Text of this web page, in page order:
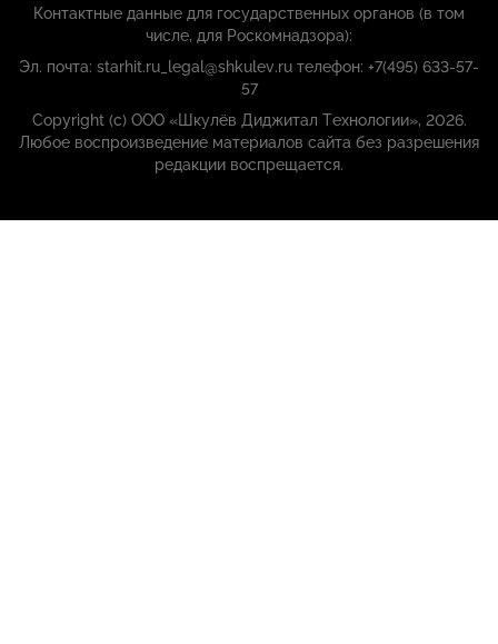
Контактные данные для государственных органов (в том
числе, для Роскомнадзора):
Эл. почта: starhit.ru_legal@shkulev.ru телефон: +7(495) 633-57-
57
Copyright (с) ООО «Шкулёв Диджитал Технологии», 2026.
Любое воспроизведение материалов сайта без разрешения
редакции воспрещается.